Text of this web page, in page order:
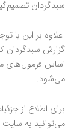
سبدگردان
علاوه بر این با
گزارش سبدگردان
اساس فرمول‌های
می‌شود.
برای اطلاع از
می‌توانید به